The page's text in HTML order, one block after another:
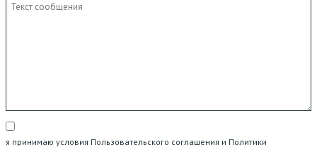
я принимаю условия Пользовательского соглашения и Политики